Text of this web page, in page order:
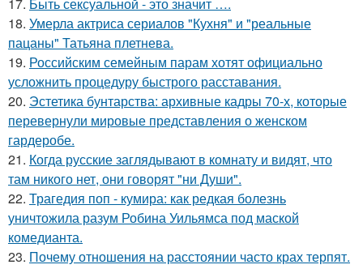
18. Умерла актриса сериалов "Кухня" и "реальные
пацаны" Татьяна плетнева.
19. Российским семейным парам хотят официально
усложнить процедуру быстрого расставания.
20. Эстетика бунтарства: архивные кадры 70-х, которые
перевернули мировые представления о женском
гардеробе.
21. Когда русские заглядывают в комнату и видят, что
там никого нет, они говорят "ни Души".
22. Трагедия поп - кумира: как редкая болезнь
уничтожила разум Робина Уильямса под маской
комедианта.
23. Почему отношения на расстоянии часто крах терпят.